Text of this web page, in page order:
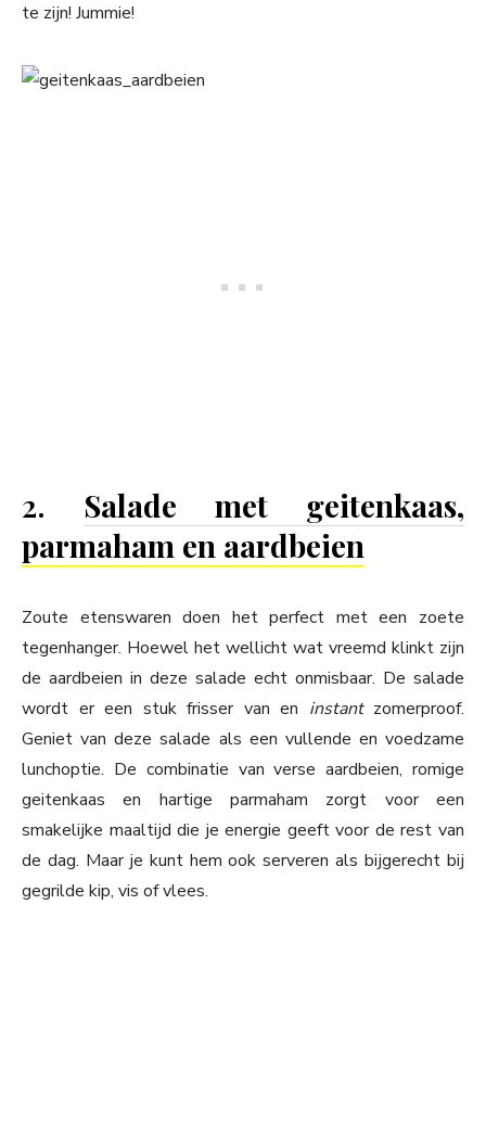
te zijn! Jummie!
2. Salade met geitenkaas,
parmaham en aardbeien
Zoute etenswaren doen het perfect met een zoete
tegenhanger. Hoewel het wellicht wat vreemd klinkt zijn
de aardbeien in deze salade echt onmisbaar. De salade
wordt er een stuk frisser van en instant zomerproof.
Geniet van deze salade als een vullende en voedzame
lunchoptie. De combinatie van verse aardbeien, romige
geitenkaas en hartige parmaham zorgt voor een
smakelijke maaltijd die je energie geeft voor de rest van
de dag. Maar je kunt hem ook serveren als bijgerecht bij
gegrilde kip, vis of vlees.